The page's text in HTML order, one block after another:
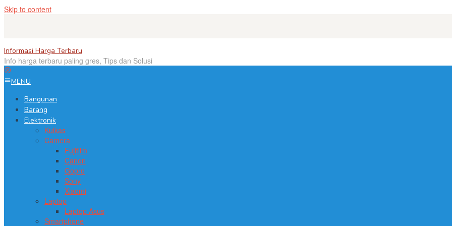
Skip to content
Informasi Harga Terbaru
Info harga terbaru paling gres, Tips dan Solusi
MENU
Bangunan
Barang
Elektronik
Kulkas
Camera
Fujifilm
Canon
Gopro
Sony
Xiaomi
Laptop
Laptop Asus
Smartphone